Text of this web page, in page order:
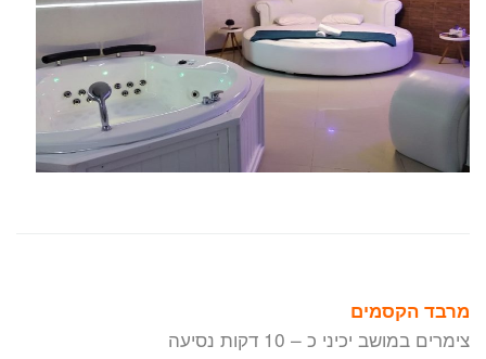
מרבד הקסמים
צימרים במושב יכיני כ – 10 דקות נסיעה